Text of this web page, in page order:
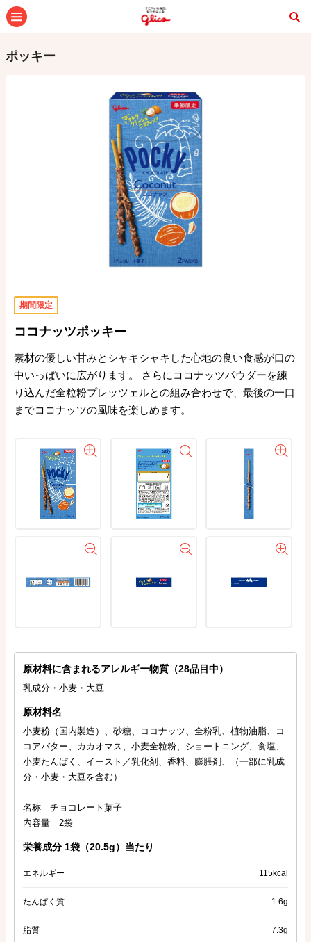
ポッキー
期間限定
ココナッツポッキー
素材の優しい甘みとシャキシャキした心地の良い食感が口の
中いっぱいに広がります。 さらにココナッツパウダーを練
り込んだ全粒粉プレッツェルとの組み合わせで、最後の一口
までココナッツの風味を楽しめます。
原材料に含まれるアレルギー物質（28品目中）
乳成分・小麦・大豆
原材料名
小麦粉（国内製造）、砂糖、ココナッツ、全粉乳、植物油脂、コ
コアバター、カカオマス、小麦全粒粉、ショートニング、食塩、
小麦たんぱく、イースト／乳化剤、香料、膨脹剤、（一部に乳成
分・小麦・大豆を含む）
名称 チョコレート菓子
内容量 2袋
栄養成分 1袋（20.5g）当たり
エネルギー 115kcal
たんぱく質 1.6g
脂質 7.3g